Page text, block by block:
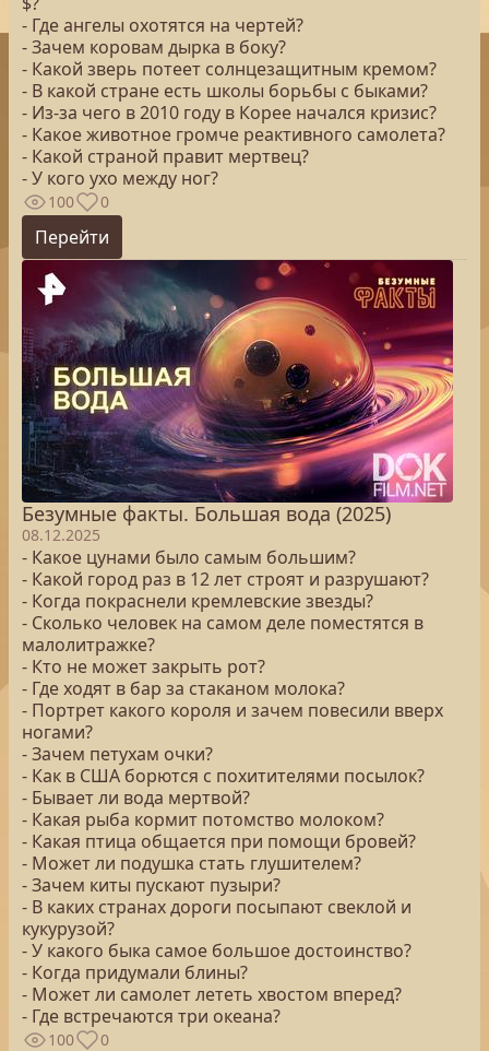
- Где ангелы охотятся на чертей?
- Зачем коровам дырка в боку?
- Какой зверь потеет солнцезащитным кремом?
- В какой стране есть школы борьбы с быками?
- Из-за чего в 2010 году в Корее начался кризис?
- Какое животное громче реактивного самолета?
- Какой страной правит мертвец?
- У кого ухо между ног?
100 0
Перейти
Безумные факты. Большая вода (2025)
08.12.2025
- Какое цунами было самым большим?
- Какой город раз в 12 лет строят и разрушают?
- Когда покраснели кремлевские звезды?
- Сколько человек на самом деле поместятся в
малолитражке?
- Кто не может закрыть рот?
- Где ходят в бар за стаканом молока?
- Портрет какого короля и зачем повесили вверх
ногами?
- Зачем петухам очки?
- Как в США борются с похитителями посылок?
- Бывает ли вода мертвой?
- Какая рыба кормит потомство молоком?
- Какая птица общается при помощи бровей?
- Может ли подушка стать глушителем?
- Зачем киты пускают пузыри?
- В каких странах дороги посыпают свеклой и
кукурузой?
- У какого быка самое большое достоинство?
- Когда придумали блины?
- Может ли самолет лететь хвостом вперед?
- Где встречаются три океана?
100 0